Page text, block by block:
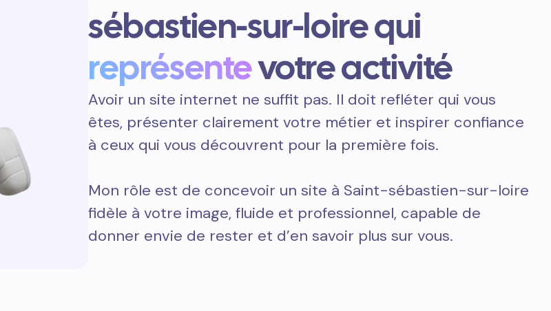
sébastien-sur-loire qui
représentevotre activité
Avoir un site internet ne suffit pas. Il doit refléter qui vous
êtes, présenter clairement votre métier et inspirer confiance
à ceux qui vous découvrent pour la première fois.
Mon rôle est de concevoir un site à Saint-sébastien-sur-loire
fidèle à votre image, fluide et professionnel, capable de
donner envie de rester et d’en savoir plus sur vous.